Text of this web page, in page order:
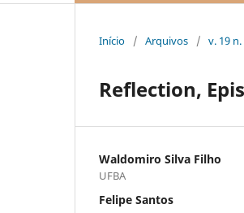
Início / Arquivos / v. 19
Reflection,
Waldomiro Silva Filho
UFBA
Felipe Santos